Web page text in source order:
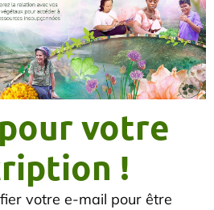
votre
!
votre e-mail pour être